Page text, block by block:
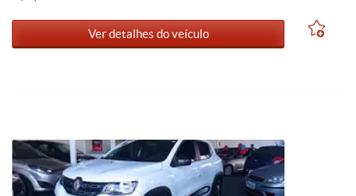
Ver detalhes do veículo